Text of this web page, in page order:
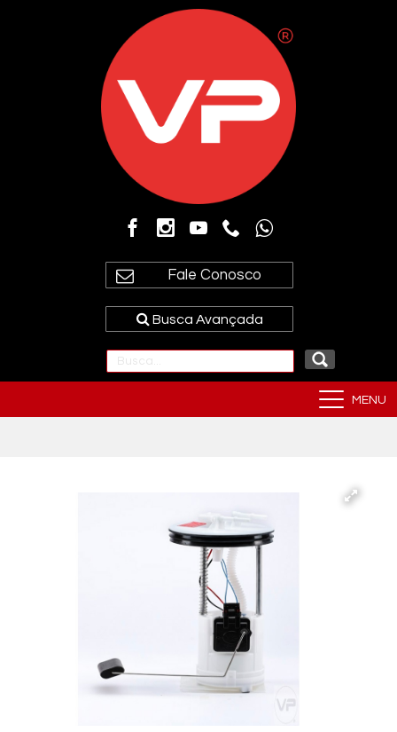
Fale Conosco
Busca Avançada
MENU